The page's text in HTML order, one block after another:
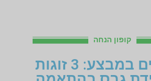
קופון הנחה
מדרסים במבצע: 3 זוגות